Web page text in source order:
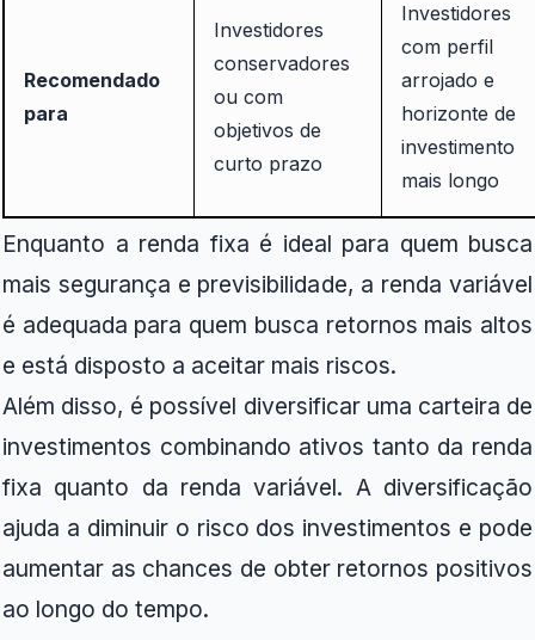
Recomendado
para
Investidores
conservadores
ou com
objetivos de
curto prazo
Investidores
com perfil
arrojado e
horizonte de
investimento
mais longo
Enquanto a renda fixa é ideal para quem busca
mais segurança e previsibilidade, a renda variável
é adequada para quem busca retornos mais altos
e está disposto a aceitar mais riscos.
Além disso, é possível diversificar uma carteira de
investimentos combinando ativos tanto da renda
fixa quanto da renda variável. A diversificação
ajuda a diminuir o risco dos investimentos e pode
aumentar as chances de obter retornos positivos
ao longo do tempo.